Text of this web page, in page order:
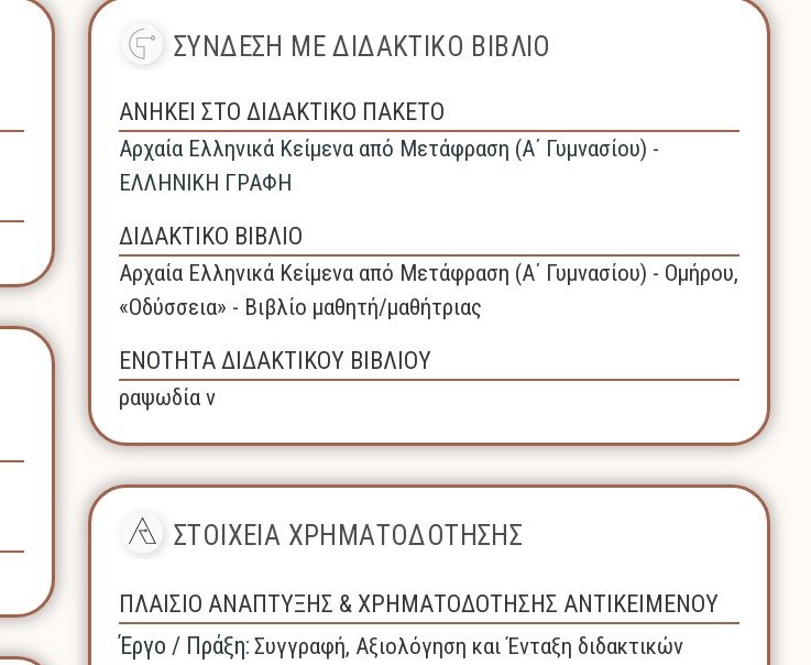
ΣΥΝΔΕΣΗ ΜΕ ΔΙΔΑΚΤΙΚΟ ΒΙΒΛΙΟ
ΑΝΗΚΕΙ ΣΤΟ ΔΙΔΑΚΤΙΚΟ ΠΑΚΕΤΟ
Αρχαία Ελληνικά Κείμενα από Μετάφραση (Α΄ Γυμνασίου) -
ΕΛΛΗΝΙΚΗ ΓΡΑΦΗ
ΔΙΔΑΚΤΙΚΟ ΒΙΒΛΙΟ
Αρχαία Ελληνικά Κείμενα από Μετάφραση (Α΄ Γυμνασίου) - Ομήρου,
«Οδύσσεια» - Βιβλίο μαθητή/μαθήτριας
ΕΝΟΤΗΤΑ ΔΙΔΑΚΤΙΚΟΥ ΒΙΒΛΙΟΥ
ραψωδία ν
ΣΤΟΙΧΕΙΑ ΧΡΗΜΑΤΟΔΟΤΗΣΗΣ
ΠΛΑΙΣΙΟ ΑΝΑΠΤΥΞΗΣ & ΧΡΗΜΑΤΟΔΟΤΗΣΗΣ ΑΝΤΙΚΕΙΜΕΝΟΥ
Έργο / Πράξη: Συγγραφή, Αξιολόγηση και Ένταξη διδακτικών